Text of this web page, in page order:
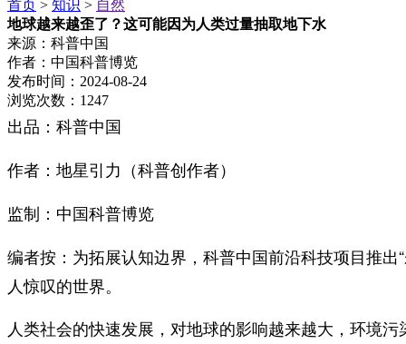
首页 > 知识 > 自然
地球越来越歪了？这可能因为人类过量抽取地下水
来源： 科普中国
作者： 中国科普博览
发布时间： 2024-08-24
浏览次数： 1247
出品：科普中国
作者：地星引力（科普创作者）
监制：中国科普博览
编者按：为拓展认知边界，科普中国前沿科技项目推
人惊叹的世界。
人类社会的快速发展，对地球的影响越来越大，环境